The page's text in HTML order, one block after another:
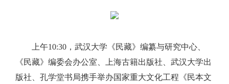
上午10:30，武汉大学《民藏》编纂与研究中心、
《民藏》编委会办公室、上海古籍出版社、武汉大学出
版社、孔学堂书局携手举办国家重大文化工程《民本文